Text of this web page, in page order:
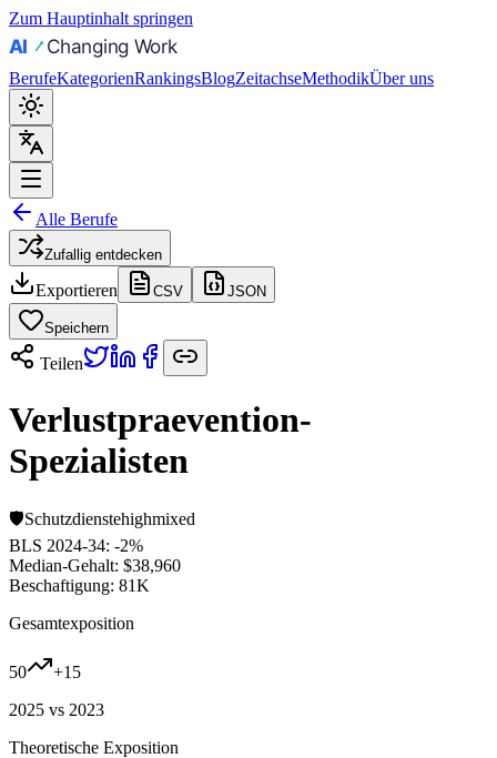
Zum Hauptinhalt springen
BerufeKategorienRankingsBlogZeitachseMethodikÜber uns
Alle Berufe
Zufallig entdecken
Exportieren CSV JSON
Speichern
Teilen
Verlustpraevention-
Spezialisten
🛡️Schutzdienstehighmixed
BLS 2024-34: -2%
Median-Gehalt: $38,960
Beschaftigung: 81K
Gesamtexposition
50 +15
2025 vs 2023
Theoretische Exposition